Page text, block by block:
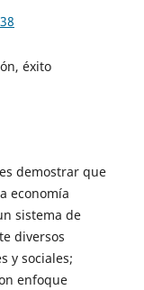
éxito
demostrar que
economía
sistema de
diversos
y sociales;
enfoque